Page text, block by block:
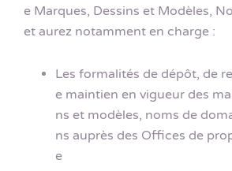
e Marques, Dessins et Modèles,
et aurez notamment en charge :
Les formalités de dépôt, de
e maintien en vigueur des
ns et modèles, noms de
ns auprès des Offices de
e